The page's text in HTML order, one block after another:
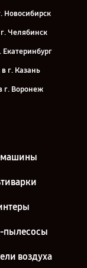
Новосибирск
Челябинск
г. Казань
г. Воронеж
г. Москва
пылесосы
воздуха